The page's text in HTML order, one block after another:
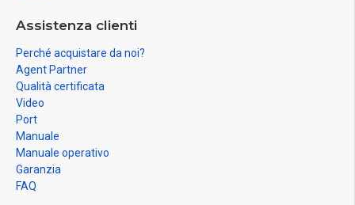
Assistenza clienti
Perché acquistare da noi?
Agent Partner
Qualità certificata
Video
Port
Manuale
Manuale operativo
Garanzia
FAQ